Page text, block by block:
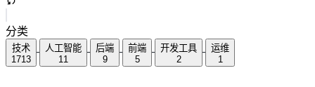
分类
技术
1713
人工智能
11
后端
9
前端
5
开发工具
2
运维
1